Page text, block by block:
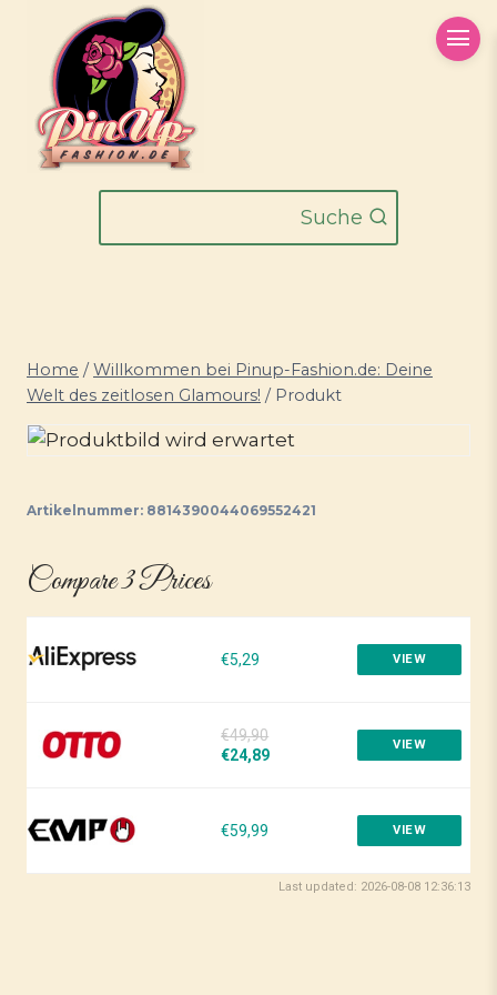
springen
Suche
Home / Willkommen bei Pinup-Fashion.de: Deine
Welt des zeitlosen Glamours! / Produkt
Artikelnummer: 8814390044069552421
Compare 3 Prices
€5,29 VIEW
€49,90
€24,89
VIEW
€59,99 VIEW
Last updated: 2026-08-08 12:36:13